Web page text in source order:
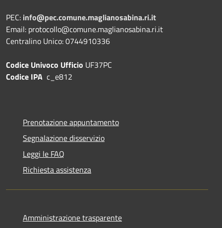
PEC: info@pec.comune.maglianosabina.ri.it
Email: protocollo@comune.maglianosabina.ri.it
Centralino Unico: 0744910336
Codice Univoco Ufficio UF37PC
Codice IPA c_e812
Prenotazione appuntamento
Segnalazione disservizio
Leggi le FAQ
Richiesta assistenza
Amministrazione trasparente